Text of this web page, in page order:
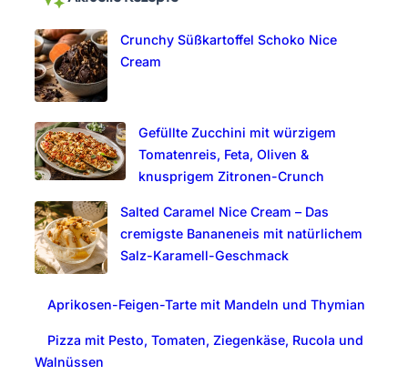
h
Crunchy Süßkartoffel Schoko Nice
Cream
Gefüllte Zucchini mit würzigem
Tomatenreis, Feta, Oliven &
knusprigem Zitronen-Crunch
Salted Caramel Nice Cream – Das
cremigste Bananeneis mit natürlichem
Salz-Karamell-Geschmack
Aprikosen-Feigen-Tarte mit Mandeln und Thymian
Pizza mit Pesto, Tomaten, Ziegenkäse, Rucola und
Walnüssen